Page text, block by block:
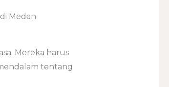
Medan
Mereka harus
tentang